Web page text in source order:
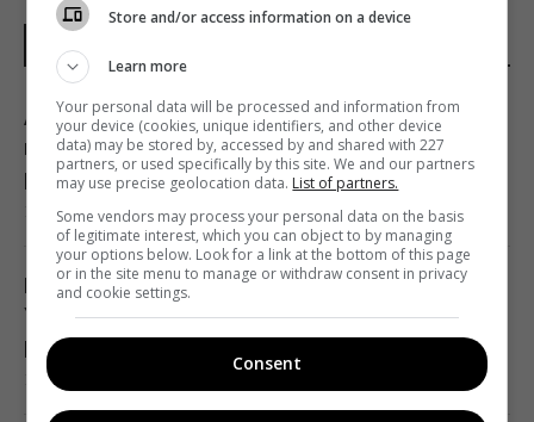
Атаки на Wildberries могут создать новые
проблемы для экономики РФ: в WSJ
раскрыли подробности
16:36 воскресенье, 09 августа 2026
История о том, что "поляки не поставляют
Украине МиГи", – неправда: посол
разъяснил ситуацию
13:18 воскресенье, 09 августа 2026
Store and/or access information on a device
Learn more
Your personal data will be processed and information from
your device (cookies, unique identifiers, and other device
data) may be stored by, accessed by and shared with 227
partners, or used specifically by this site. We and our partners
may use precise geolocation data. List of partners.
Some vendors may process your personal data on the basis
of legitimate interest, which you can object to by managing
your options below. Look for a link at the bottom of this page
or in the site menu to manage or withdraw consent in privacy
and cookie settings.
Consent